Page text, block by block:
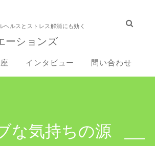
ルスとストレス解消にも効く
ーションズ
インタビュー 問い合わせ
な気持ちの源